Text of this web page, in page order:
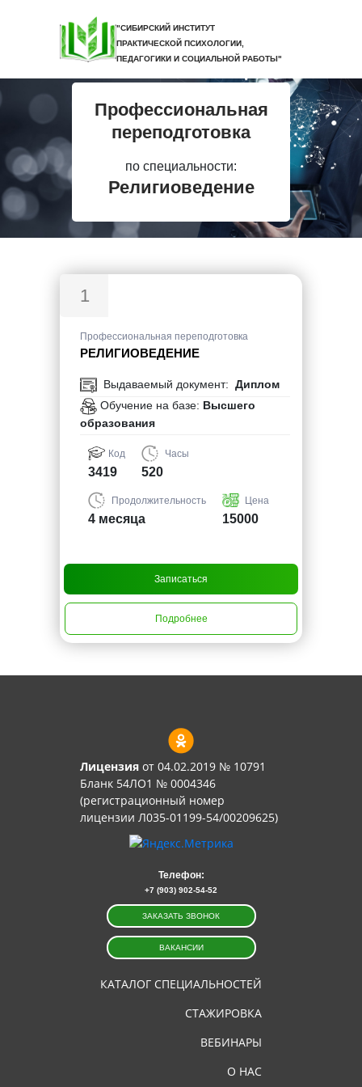
"СИБИРСКИЙ ИНСТИТУТ
ПРАКТИЧЕСКОЙ ПСИХОЛОГИИ,
ПЕДАГОГИКИ И СОЦИАЛЬНОЙ РАБОТЫ"
Профессиональная
переподготовка
по специальности:
Религиоведение
1
Профессиональная переподготовка
РЕЛИГИОВЕДЕНИЕ
Выдаваемый документ: Диплом
Обучение на базе: Высшего
образования
Код
3419
Часы
520
Продолжительность
4 месяца
Цена
15000
Записаться
Подробнее
Лицензия от 04.02.2019 № 10791
Бланк 54ЛО1 № 0004346
(регистрационный номер
лицензии Л035-01199-54/00209625)
КАТАЛОГ СПЕЦИАЛЬНОСТЕЙ
СТАЖИРОВКА
ВЕБИНАРЫ
О НАС
Телефон:
+7 (903) 902-54-52
ЗАКАЗАТЬ ЗВОНОК
ВАКАНСИИ